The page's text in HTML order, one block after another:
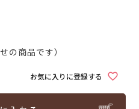
の商品です）
お気に入りに登録する